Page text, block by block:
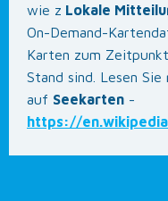
wie z Lokale
On-Demand-
Karten zum
Stand sind. Lesen
auf Seekarten -
https://